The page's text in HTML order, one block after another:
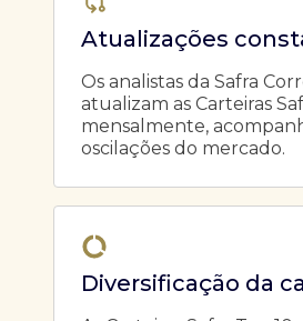
Atualizações
Os analistas da Safra
atualizam as Carteiras
mensalmente,
oscilações do mercado.
Diversificação da